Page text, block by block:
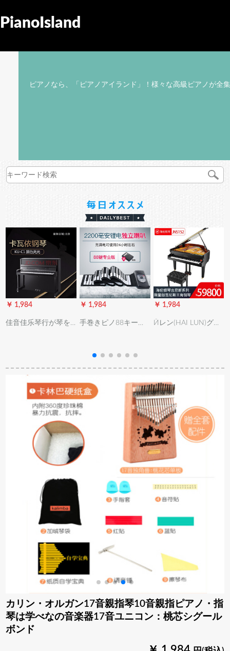
PianoIsland
ピアノなら、「ピアノアイランド」！様々な高級ピアノが全
￥ 1,984
佳音佳乐琴行が琴を
者の家庭用琴のレン
タルルは一年半(18ヶ
月)です。
￥ 1,984
手巻きピノ88キーボ
キーボード＋スピカ
サポート＋自己学習
資料
￥ 1,984
Ӣレン(HAI LUN)グー
カリン・オルガン17音親指琴10音親指ピアノ・指
琴は学べなの音楽器17音ユニコン：桃芯シグール
ボンド